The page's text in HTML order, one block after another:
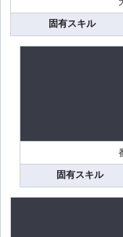
固有スキル
固有スキル